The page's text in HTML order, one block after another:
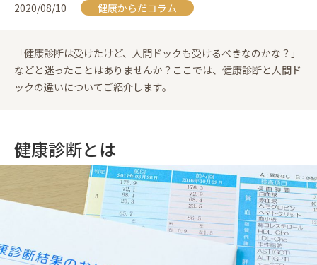
2020/08/10 健康からだコラム
「健康診断は受けたけど、人間ドックも受けるべきなのかな？」
などと迷ったことはありませんか？ここでは、健康診断と人間ド
ックの違いについてご紹介します。
健康診断とは